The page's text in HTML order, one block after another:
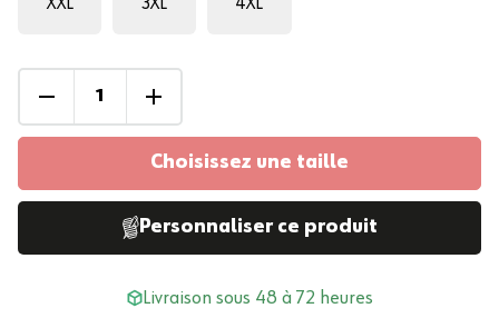
Choisissez une taille
Personnaliser ce produit
Livraison sous 48 à 72 heures